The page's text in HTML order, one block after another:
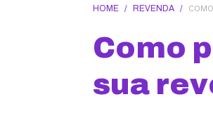
HOME / REVENDA /
Como
sua